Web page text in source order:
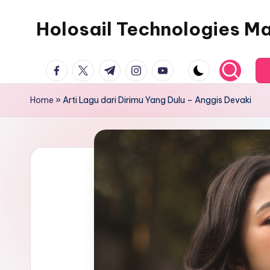
Holosail Technologies
facebook.com
twitter.com
t.me instagram.com
youtube.com
Home »Arti Lagu dari Dirimu Yang Dulu – Anggis Devaki